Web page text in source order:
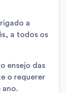
a
a todos os
ensejo das
o requerer
ano.